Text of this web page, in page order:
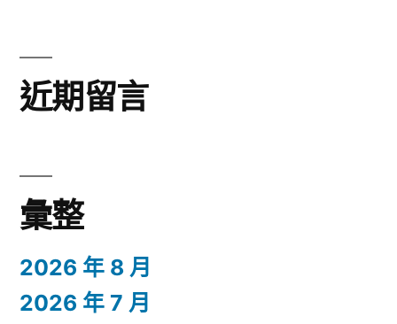
近期留言
彙整
2026 年 8 月
2026 年 7 月